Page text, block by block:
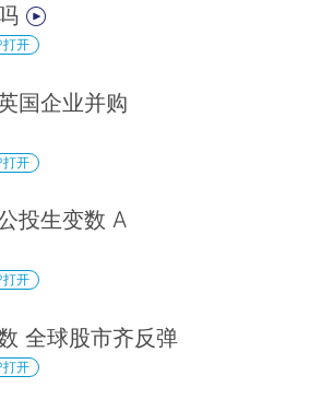
打开
国企业并购
打开
投生变数 A
打开
全球股市齐反弹
打开